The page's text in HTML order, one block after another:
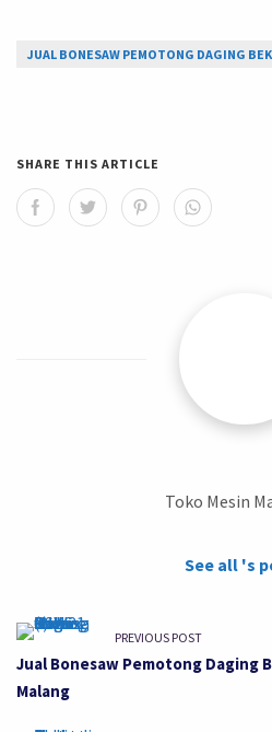
JUAL BONESAW PEMOTONG DAGING
SHARE THIS ARTICLE
Toko Mesin
See all 's
PREVIOUS POST
Jual Bonesaw Pemotong Daging
Malang